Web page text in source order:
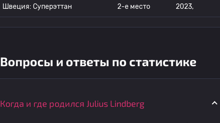
Швеция: Суперэттан 2-е место 2023,
Вопросы и ответы по статистике
Когда и где родился Julius Lindberg